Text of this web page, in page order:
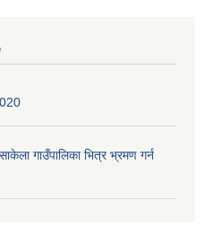
गाउँपालिका भित्र भ्रमण गर्न